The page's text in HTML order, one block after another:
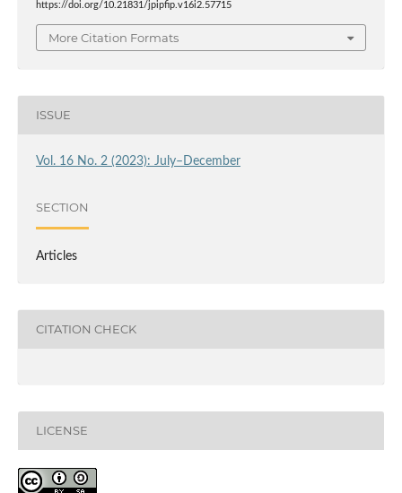
https://doi.org/10.21831/jpipfip.v16i2.57715
More Citation Formats
ISSUE
Vol. 16 No. 2 (2023): July–December
SECTION
Articles
CITATION CHECK
LICENSE